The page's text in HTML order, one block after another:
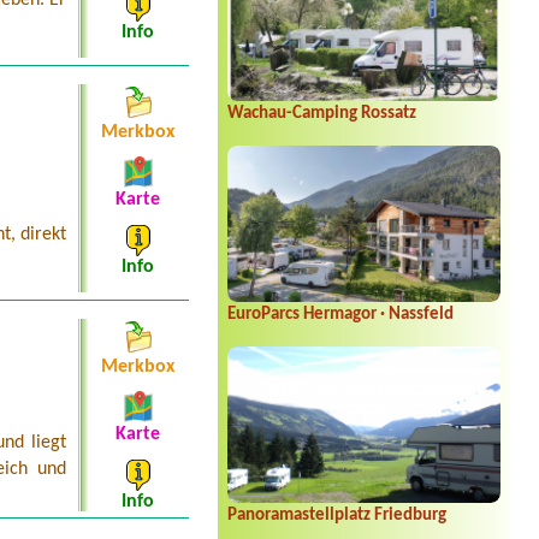
Wachau-Camping Rossatz
EuroParcs Hermagor · Nassfeld
Panoramastellplatz Friedburg
Info
direkt
Merkbox
Karte
Info
liegt
und
Merkbox
Karte
Info